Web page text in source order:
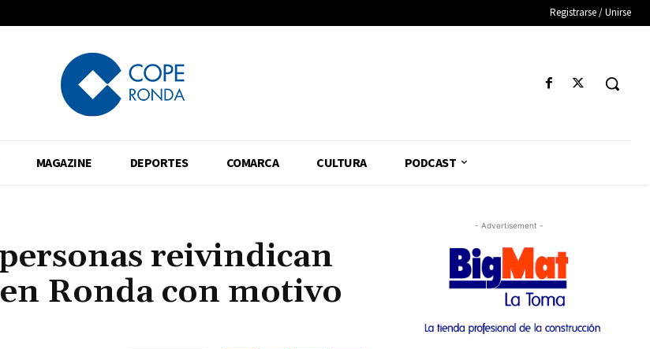
Registrarse / Unirse
MAGAZINE DEPORTES COMARCA CULTURA PODCAST
reivindican
Ronda con motivo
- Advertisement -